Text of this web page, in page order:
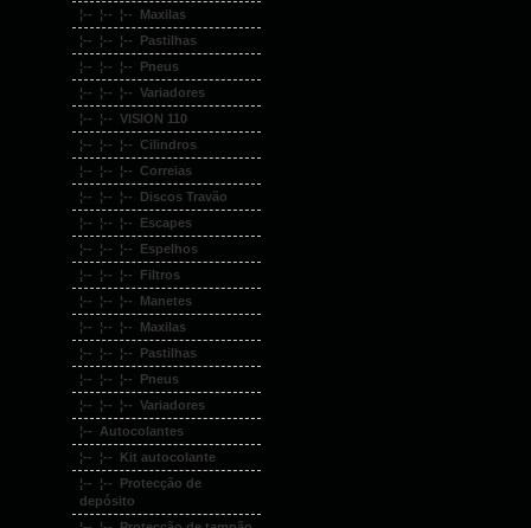
¦-- ¦-- ¦-- Maxilas
¦-- ¦-- ¦-- Pastilhas
¦-- ¦-- ¦-- Pneus
¦-- ¦-- ¦-- Variadores
¦-- ¦-- VISION 110
¦-- ¦-- ¦-- Cilindros
¦-- ¦-- ¦-- Correias
¦-- ¦-- ¦-- Discos Travão
¦-- ¦-- ¦-- Escapes
¦-- ¦-- ¦-- Espelhos
¦-- ¦-- ¦-- Filtros
¦-- ¦-- ¦-- Manetes
¦-- ¦-- ¦-- Maxilas
¦-- ¦-- ¦-- Pastilhas
¦-- ¦-- ¦-- Pneus
¦-- ¦-- ¦-- Variadores
¦-- Autocolantes
¦-- ¦-- Kit autocolante
¦-- ¦-- Protecção de
depósito